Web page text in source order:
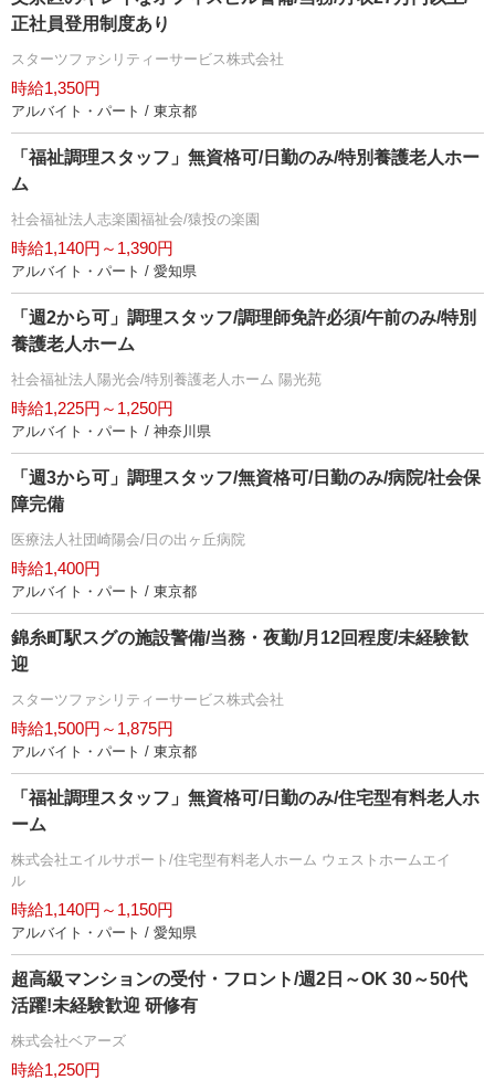
正社員登用制度あり
スターツファシリティーサービス株式会社
時給1,350円
アルバイト・パート / 東京都
「福祉調理スタッフ」無資格可/日勤のみ/特別養護老人ホー
ム
社会福祉法人志楽園福祉会/猿投の楽園
時給1,140円～1,390円
アルバイト・パート / 愛知県
「週2から可」調理スタッフ/調理師免許必須/午前のみ/特別
養護老人ホーム
社会福祉法人陽光会/特別養護老人ホーム 陽光苑
時給1,225円～1,250円
アルバイト・パート / 神奈川県
「週3から可」調理スタッフ/無資格可/日勤のみ/病院/社会保
障完備
医療法人社団崎陽会/日の出ヶ丘病院
時給1,400円
アルバイト・パート / 東京都
錦糸町駅スグの施設警備/当務・夜勤/月12回程度/未経験歓
迎
スターツファシリティーサービス株式会社
時給1,500円～1,875円
アルバイト・パート / 東京都
「福祉調理スタッフ」無資格可/日勤のみ/住宅型有料老人ホ
ーム
株式会社エイルサポート/住宅型有料老人ホーム ウェストホームエイ
ル
時給1,140円～1,150円
アルバイト・パート / 愛知県
超高級マンションの受付・フロント/週2日～OK 30～50代
活躍!未経験歓迎 研修有
株式会社ベアーズ
時給1,250円